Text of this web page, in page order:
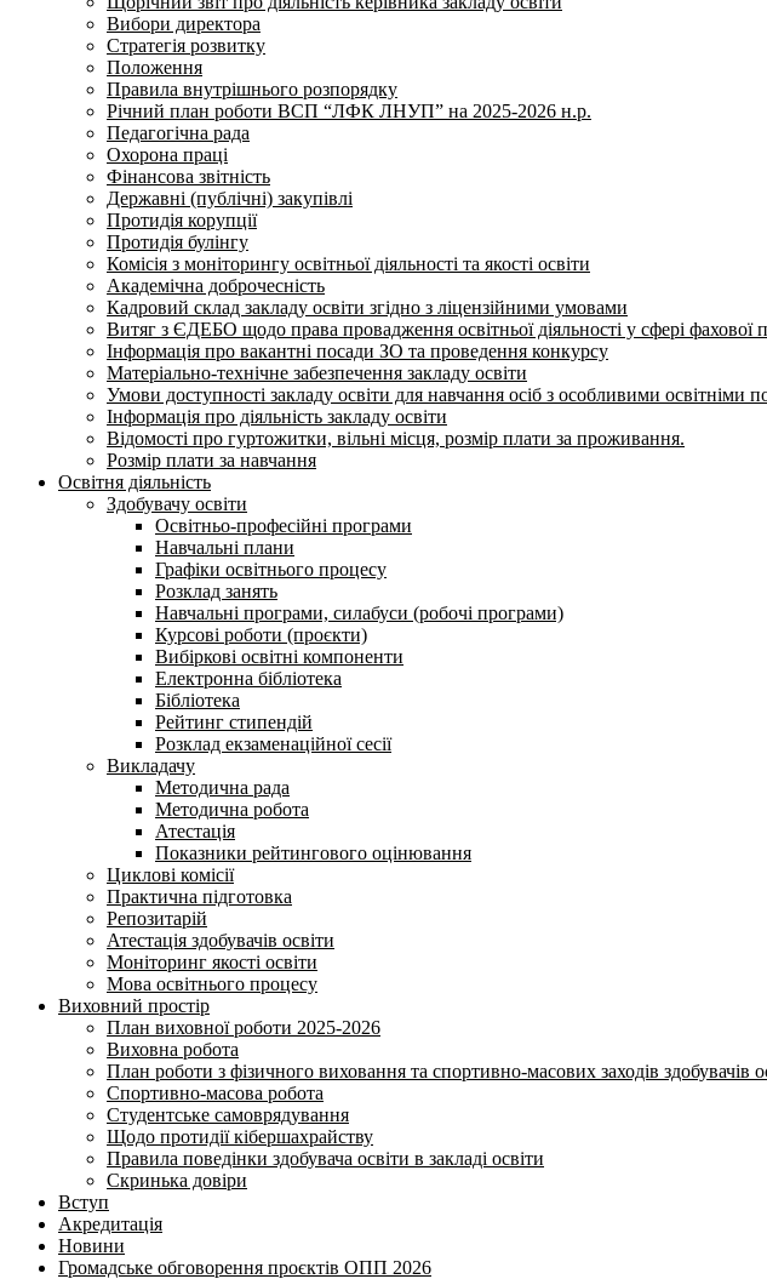
Вибори директора
Стратегія розвитку
Положення
Правила внутрішнього розпорядку
Річний план роботи ВСП “ЛФК ЛНУП” на 2025-2026 н.р.
Педагогічна рада
Охорона праці
Фінансова звітність
Державні (публічні) закупівлі
Протидія корупції
Протидія булінгу
Комісія з моніторингу освітньої діяльності та якості освіти
Академічна доброчесність
Кадровий склад закладу освіти згідно з ліцензійними умовами
Витяг з ЄДЕБО щодо права провадження освітньої діяльності у сфері фахової
Інформація про вакантні посади ЗО та проведення конкурсу
Матеріально-технічне забезпечення закладу освіти
Умови доступності закладу освіти для навчання осіб з особливими освітніми
Інформація про діяльність закладу освіти
Відомості про гуртожитки, вільні місця, розмір плати за проживання.
Розмір плати за навчання
Освітня діяльність
Здобувачу освіти
Освітньо-професійні програми
Навчальні плани
Графіки освітнього процесу
Розклад занять
Навчальні програми, силабуси (робочі програми)
Курсові роботи (проєкти)
Вибіркові освітні компоненти
Електронна бібліотека
Бібліотека
Рейтинг стипендій
Розклад екзаменаційної сесії
Викладачу
Методична рада
Методична робота
Атестація
Показники рейтингового оцінювання
Циклові комісії
Практична підготовка
Репозитарій
Атестація здобувачів освіти
Моніторинг якості освіти
Мова освітнього процесу
Виховний простір
План виховної роботи 2025-2026
Виховна робота
План роботи з фізичного виховання та спортивно-масових заходів здобувачів
Спортивно-масова робота
Студентське самоврядування
Щодо протидії кібершахрайству
Правила поведінки здобувача освіти в закладі освіти
Скринька довіри
Вступ
Акредитація
Новини
Громадське обговорення проєктів ОПП 2026